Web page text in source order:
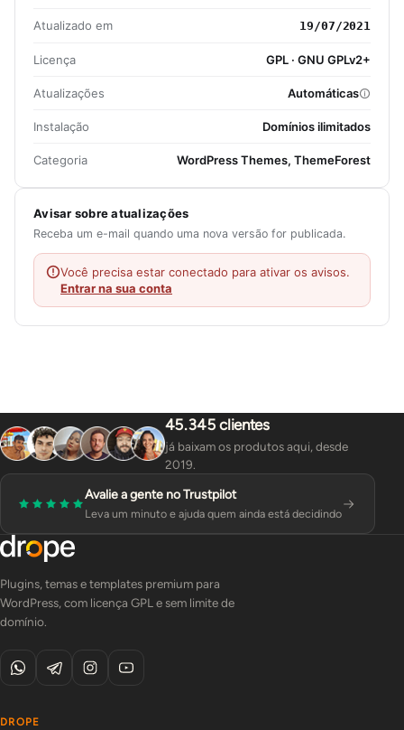
Atualizado em 19/07/2021
Licença GPL · GNU GPLv2+
Atualizações Automáticas
Instalação Domínios ilimitados
Categoria WordPress Themes, ThemeForest
Avisar sobre atualizações
Receba um e-mail quando uma nova versão for publicada.
Você precisa estar conectado para ativar os avisos.
Entrar na sua conta
45.345 clientes
já baixam os produtos aqui, desde
2019.
Avalie a gente no Trustpilot
Leva um minuto e ajuda quem ainda está decidindo
Plugins, temas e templates premium para
WordPress, com licença GPL e sem limite de
domínio.
DROPE